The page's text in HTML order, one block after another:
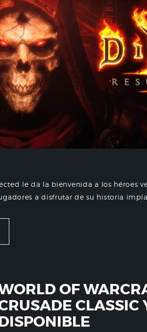
le da la bienvenida a los héroes
a disfrutar de su historia impía
OF
CLASSIC